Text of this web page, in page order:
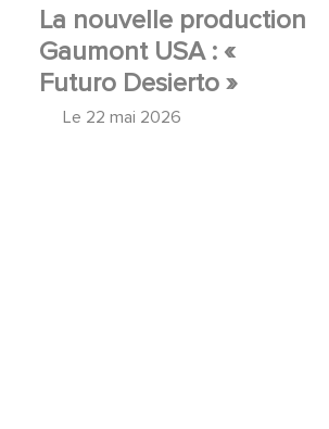
La nouvelle production
Gaumont USA : «
Futuro Desierto »
Le 22 mai 2026